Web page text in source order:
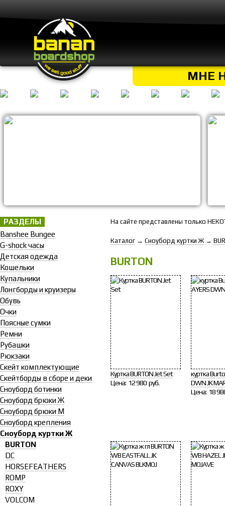
МНЕ
На сайте представлены только
Каталог → Сноуборд куртки Ж →
BURTON
Куртка BURTON Jet Set
Цена: 12 980 руб.
куртка
DWN JK
Цена: 18
РАЗДЕЛЫ
Banshee Bungee
G-shock часы
Детская одежда
Кошельки
Купальники
Лонгборды и круизеры
Обувь
Очки
Поясные сумки
Ремни
Рубашки
Рюкзаки
Скейт комплектующие
Скейтборды в сборе и деки
Сноуборд ботинки
Сноуборд брюки Ж
Сноуборд брюки М
Сноуборд крепления
Сноуборд куртки Ж
BURTON
DC
HORSEFEATHERS
ROMP
ROXY
VOLCOM